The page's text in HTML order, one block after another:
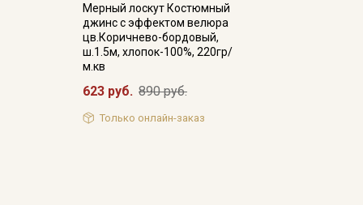
Мерный лоскут Костюмный
джинс с эффектом велюра
цв.Коричнево-бордовый,
ш.1.5м, хлопок-100%, 220гр/
м.кв
623 руб. 890 руб.
Только онлайн-заказ